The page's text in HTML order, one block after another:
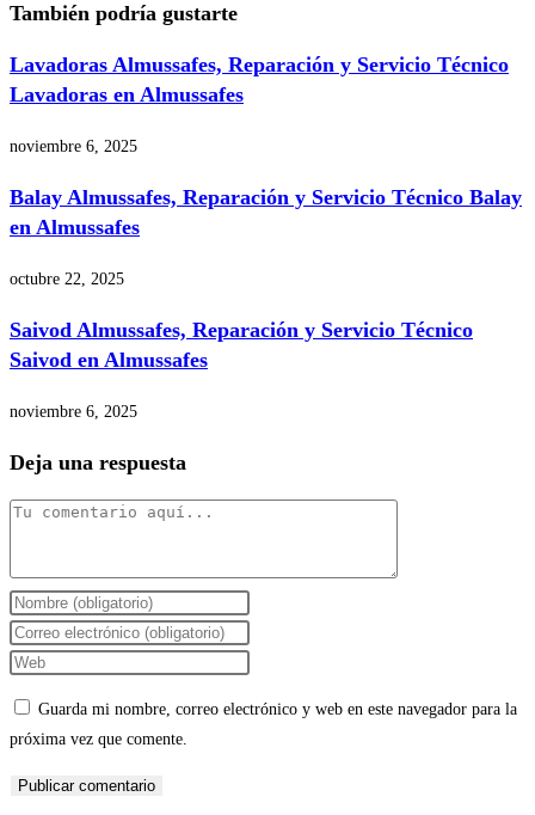
También podría gustarte
Lavadoras Almussafes, Reparación y Servicio Técnico
Lavadoras en Almussafes
noviembre 6, 2025
Balay Almussafes, Reparación y Servicio Técnico Balay
en Almussafes
octubre 22, 2025
Saivod Almussafes, Reparación y Servicio Técnico
Saivod en Almussafes
noviembre 6, 2025
Deja una respuesta
Comentario
Introduce
tu
nombre
de
usuario
Introduce
tu
correo
electrónico
Introduce
de
tu
Guarda mi nombre, correo electrónico y web en este navegador para la
próxima vez que comente.